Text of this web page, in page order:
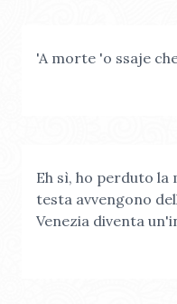
'A morte 'o ssaje
Eh sì, ho perduto
testa avvengono
Venezia diventa